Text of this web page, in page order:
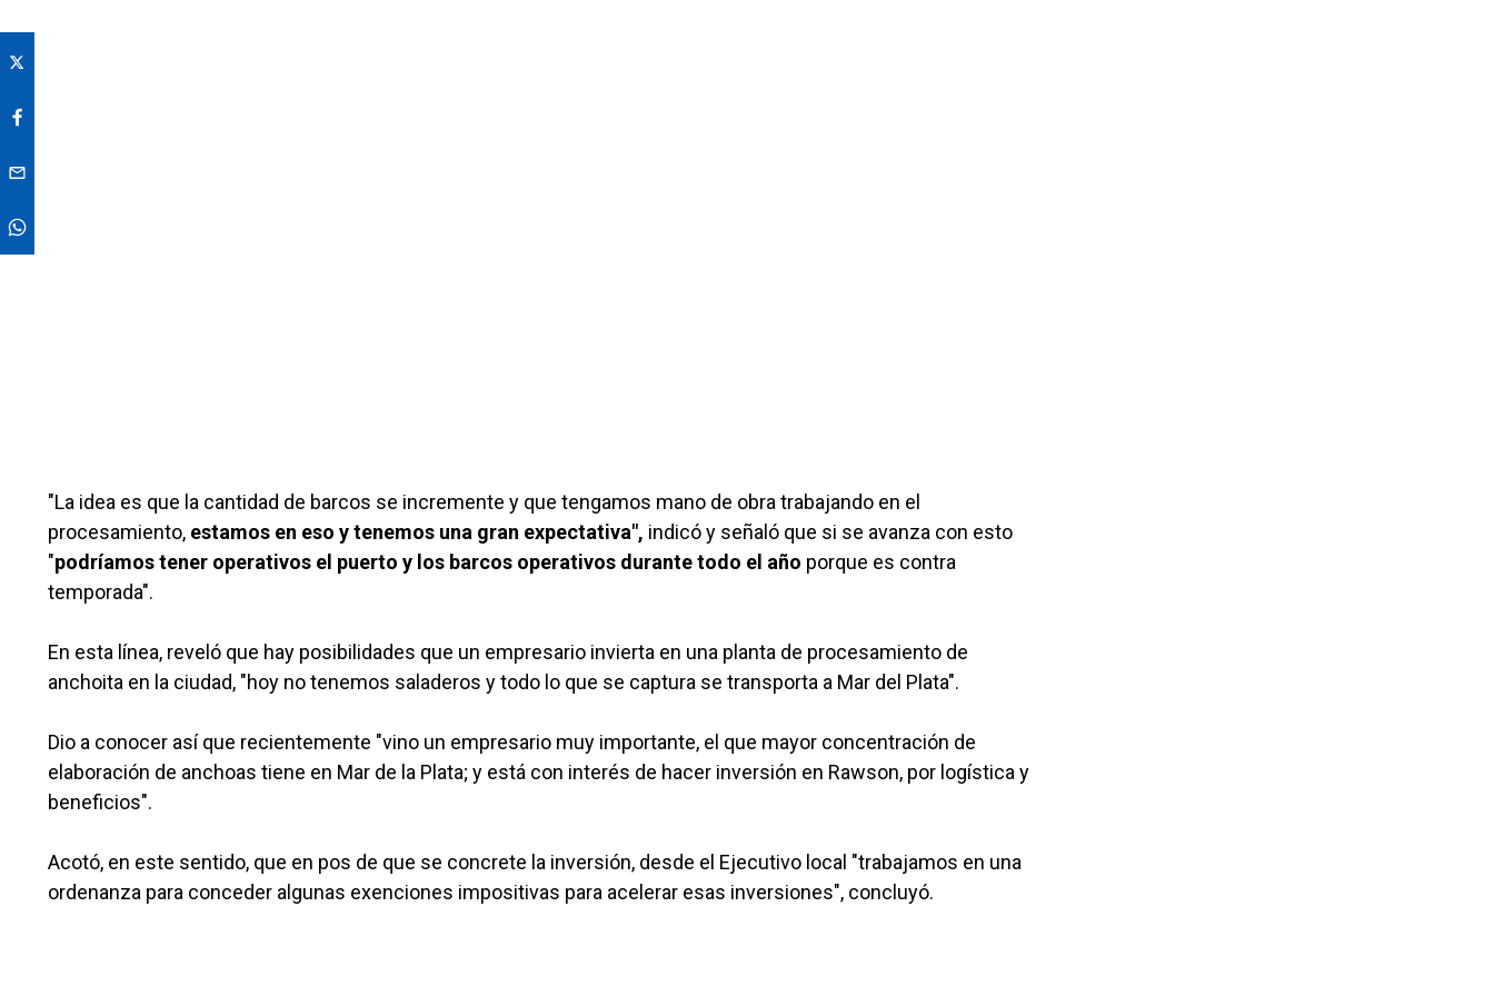
"La idea es que la cantidad de barcos se incremente y que tengamos mano de obra trabajando en el
procesamiento, estamos en eso y tenemos una gran expectativa", indicó y señaló que si se avanza con esto
"podríamos tener operativos el puerto y los barcos operativos durante todo el año porque es contra
temporada".
En esta línea, reveló que hay posibilidades que un empresario invierta en una planta de procesamiento de
anchoita en la ciudad, "hoy no tenemos saladeros y todo lo que se captura se transporta a Mar del Plata".
Dio a conocer así que recientemente "vino un empresario muy importante, el que mayor concentración de
elaboración de anchoas tiene en Mar de la Plata; y está con interés de hacer inversión en Rawson, por logística y
beneficios".
Acotó, en este sentido, que en pos de que se concrete la inversión, desde el Ejecutivo local "trabajamos en una
ordenanza para conceder algunas exenciones impositivas para acelerar esas inversiones", concluyó.